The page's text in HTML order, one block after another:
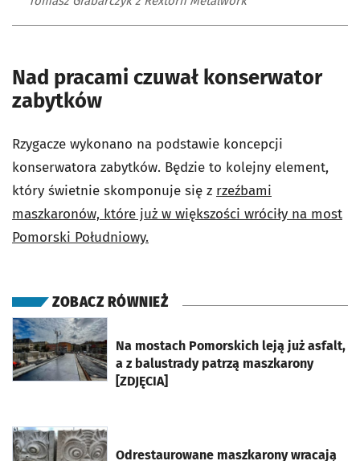
Nad pracami czuwał konserwator
zabytków
Rzygacze wykonano na podstawie koncepcji
konserwatora zabytków. Będzie to kolejny element,
który świetnie skomponuje się z rzeźbami
maszkaronów, które już w większości wróciły na most
Pomorski Południowy.
ZOBACZ RÓWNIEŻ
Na mostach Pomorskich leją już asfalt,
a z balustrady patrzą maszkarony
[ZDJĘCIA]
otworzy się w nowej karcie
Odrestaurowane maszkarony wracają
otworzy się w nowej karcie